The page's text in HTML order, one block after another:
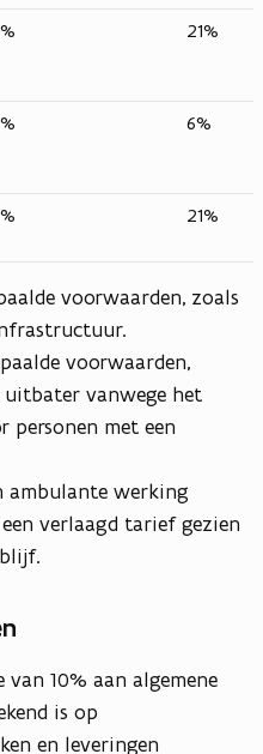
21%
6%
21%
voorwaarden, zoals
voorwaarden,
vanwege het
personen met een
ambulante werking
verlaagd tarief gezien
10% aan algemene
is op
en leveringen